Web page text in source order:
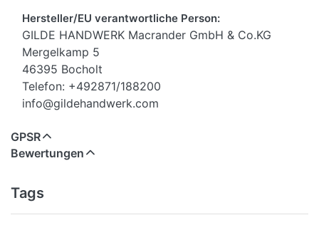
Hersteller/EU verantwortliche Person:
GILDE HANDWERK Macrander GmbH & Co.KG
Mergelkamp 5
46395 Bocholt
Telefon: +492871/188200
info@gildehandwerk.com
GPSR
Bewertungen
Tags